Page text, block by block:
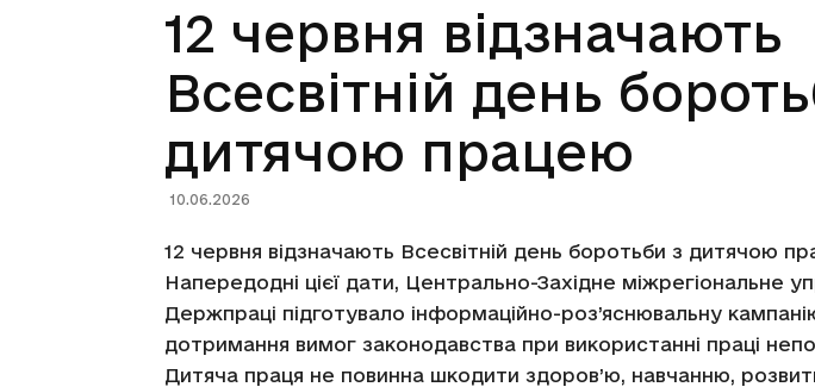
12 червня відзначають
Всесвітній день
дитячою працею
10.06.2026
12 червня відзначають Всесвітній день боротьби з дитячою
Напередодні цієї дати, Центрально-Західне міжрегіональне
Держпраці підготувало інформаційно-роз’яснювальну
дотримання вимог законодавства при використанні праці
Дитяча праця не повинна шкодити здоров’ю, навчанню,